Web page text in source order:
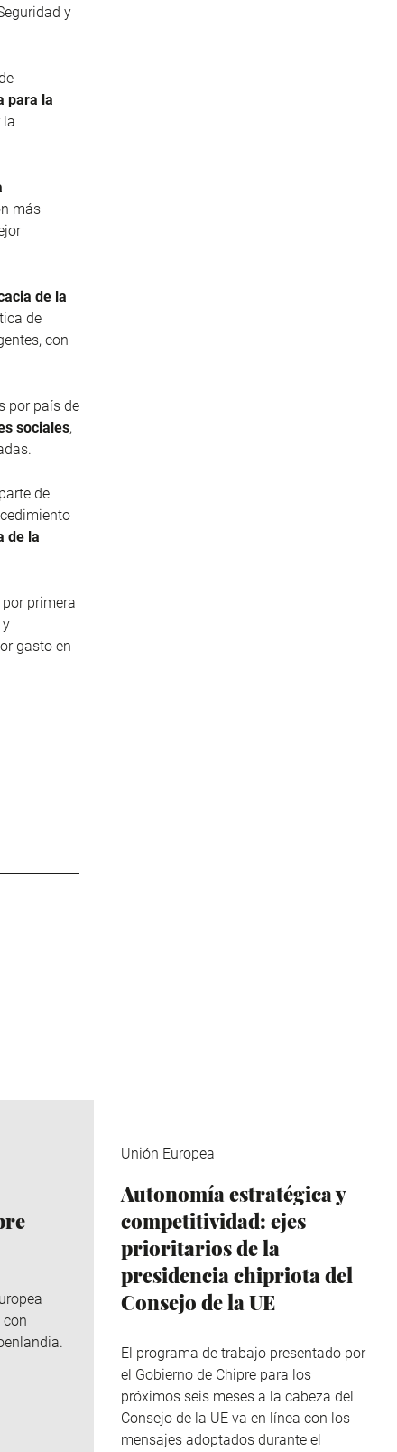
y
para la
la
más
de la
de
con
por país de
sociales,
de
de la
primera
y
gasto en
con
Unión Europea
Autonomía estratégica y
competitividad: ejes
prioritarios de la
presidencia chipriota del
Consejo de la UE
El programa de trabajo presentado por
el Gobierno de Chipre para los
próximos seis meses a la cabeza del
Consejo de la UE va en línea con los
mensajes adoptados durante el